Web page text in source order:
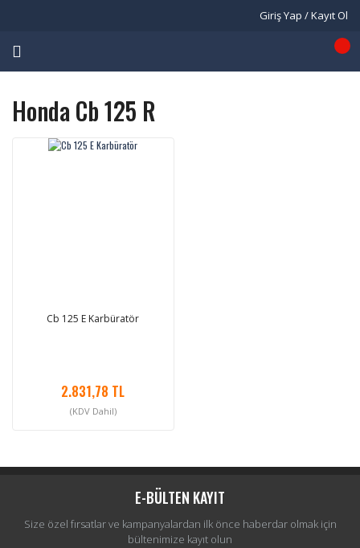
Giriş Yap / Kayıt Ol
Honda Cb 125 R
Cb 125 E Karbüratör
2.831,78 TL
(KDV Dahil)
E-BÜLTEN KAYIT
Size özel fırsatlar ve kampanyalardan ilk önce haberdar olmak için
bültenimize kayıt olun